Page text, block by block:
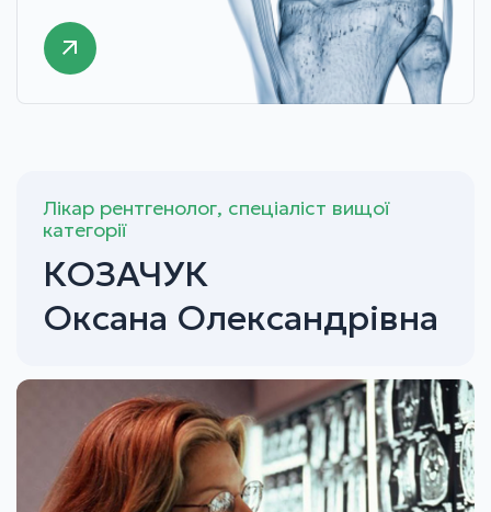
Лікар рентгенолог, спеціаліст вищої
категорії
КОЗАЧУК
Оксана Олександрівна